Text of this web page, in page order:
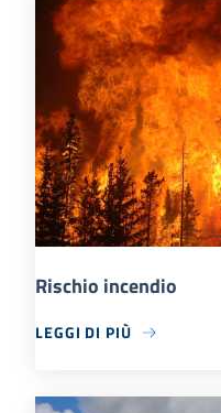
Rischio incendio
LEGGI DI PIÙ